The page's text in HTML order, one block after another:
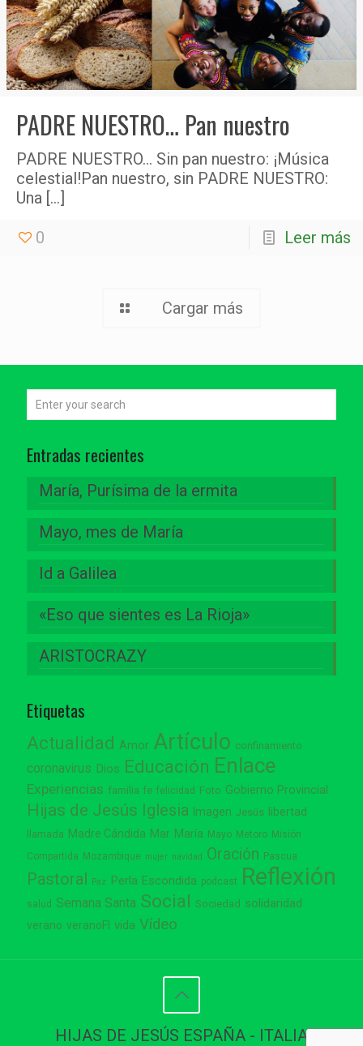
PADRE NUESTRO… Pan nuestro
PADRE NUESTRO… Sin pan nuestro: ¡Música
celestial!Pan nuestro, sin PADRE NUESTRO:
Una […]
0 Leer más
Cargar más
Entradas recientes
María, Purísima de la ermita
Mayo, mes de María
Id a Galilea
«Eso que sientes es La Rioja»
ARISTOCRAZY
Etiquetas
Actualidad Amor Artículo confinamiento
coronavirus Dios Educación Enlace
Experiencias familia fe felicidad Foto Gobierno Provincial
Hijas de Jesús Iglesia Imagen Jesús libertad
llamada Madre Cándida Mar María Mayo Metoro Misión
Compartida Mozambique mujer navidad Oración Pascua
Pastoral Paz Perla Escondida podcast Reflexión
salud Semana Santa Social Sociedad solidaridad
verano veranoFI vida Vídeo
HIJAS DE JESÚS ESPAÑA - ITALIA